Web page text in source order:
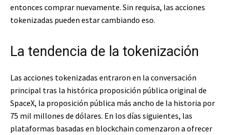
entonces comprar nuevamente. Sin requisa, las acciones
tokenizadas pueden estar cambiando eso.
La tendencia de la tokenización
Las acciones tokenizadas entraron en la conversación
principal tras la histórica proposición pública original de
SpaceX, la proposición pública más ancho de la historia por
75 mil millones de dólares. En los días siguientes, las
plataformas basadas en blockchain comenzaron a ofrecer